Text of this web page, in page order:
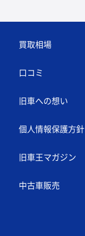
買取相場
口コミ
旧車への想い
個人情報保護方針
旧車王マガジン
中古車販売